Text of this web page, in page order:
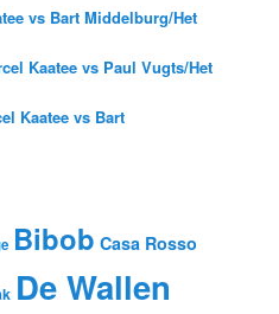
vs Bart Middelburg/Het
Kaatee vs Paul Vugts/Het
Kaatee vs Bart
Bibob Casa Rosso
De Wallen